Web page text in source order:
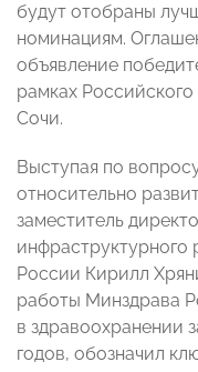
будут отобраны
номинациям.
объявление
рамках
Сочи.
Выступая по
относительно
заместитель
инфраструктурного
России Кирилл
работы Минздрава
в здравоохранении
годов, обозначил